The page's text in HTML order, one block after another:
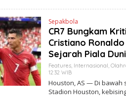
E
D
R
N
E
W
L
N
K
Sepakbola
CR7 Bungkam
Cristiano
Sejarah Piala
Features, Internasional,
12:32 WIBO
E
H
Houston, AS — Di bawah
Stadion Houston,